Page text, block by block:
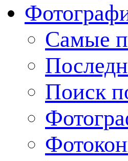
Cамые
Поиск